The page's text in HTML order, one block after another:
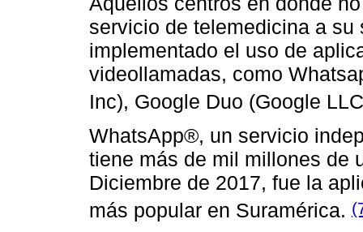
servicio de telemedicina a
implementado el uso de
videollamadas, como
Inc), Google Duo (Google
WhatsApp®, un servicio
tiene más de mil millones de
Diciembre de 2017, fue la
más popular en Suramérica.